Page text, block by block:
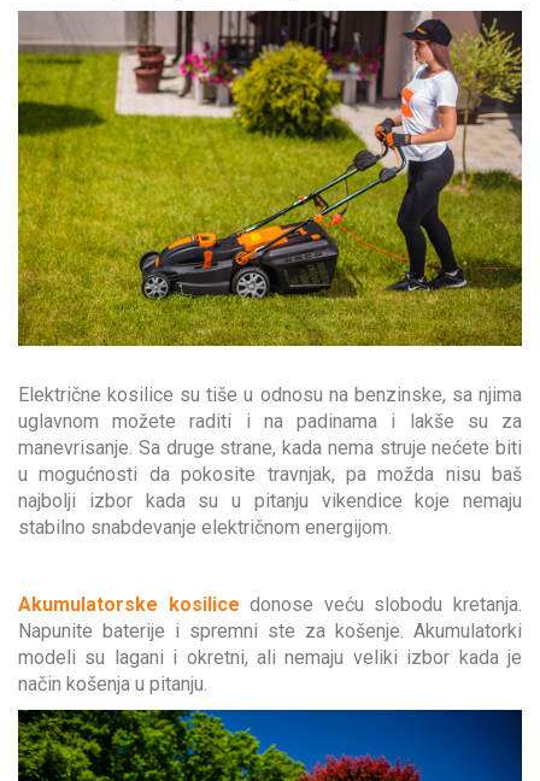
Električne kosilice su tiše u odnosu na benzinske, sa njima
uglavnom možete raditi i na padinama i lakše su za
manevrisanje. Sa druge strane, kada nema struje nećete biti
u mogućnosti da pokosite travnjak, pa možda nisu baš
najbolji izbor kada su u pitanju vikendice koje nemaju
stabilno snabdevanje električnom energijom.
Akumulatorske kosilice donose veću slobodu kretanja.
Napunite baterije i spremni ste za košenje. Akumulatorki
modeli su lagani i okretni, ali nemaju veliki izbor kada je
način košenja u pitanju.